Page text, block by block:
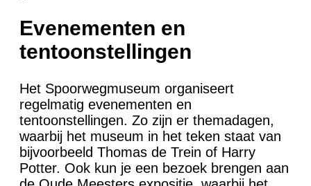
Evenementen en
tentoonstellingen
Het Spoorwegmuseum organiseert
regelmatig evenementen en
tentoonstellingen. Zo zijn er themadagen,
waarbij het museum in het teken staat van
bijvoorbeeld Thomas de Trein of Harry
Potter. Ook kun je een bezoek brengen aan